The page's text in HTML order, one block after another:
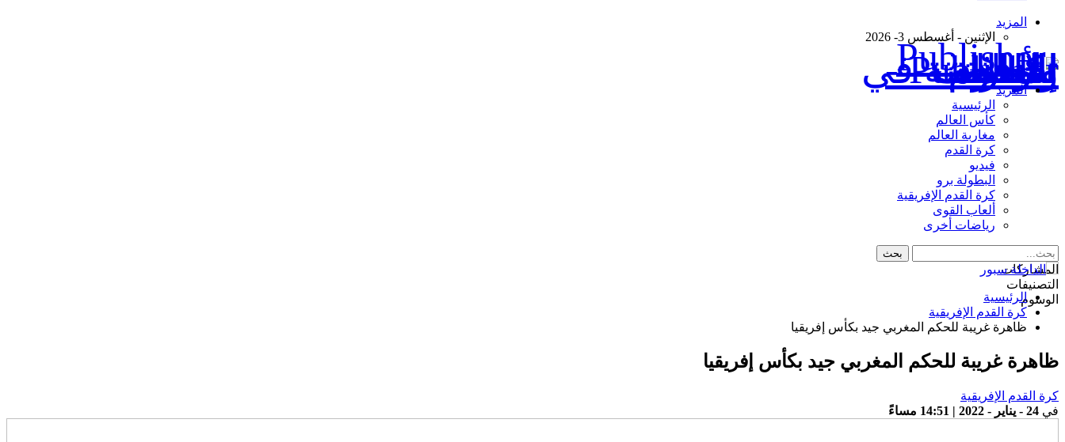
المزيد
الإثنين - أغسطس 3- 2026
Publisher - تغطية إخبارية لكافة الأحداث الرياضية في المغرب والعالم.
المزيد
الرئيسية
كأس العالم
مغاربة العالم
كرة القدم
فيديو
البطولة برو
كرة القدم الإفريقية
ألعاب القوى
رياضات أخرى
المشاركات
التصنيفات
الوسومالرئيسية
كرة القدم الإفريقية
ظاهرة غريبة للحكم المغربي جيد بكأس إفريقيا
ظاهرة غريبة للحكم المغربي جيد بكأس إفريقيا
كرة القدم الإفريقية
في 24 - يناير - 2022 | 14:51 مساءً